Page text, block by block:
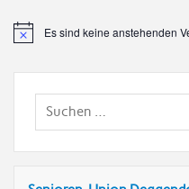
Es sind keine anstehenden